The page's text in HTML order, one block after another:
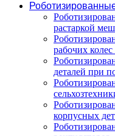
растаркой
рабочих
деталей при
корпусных